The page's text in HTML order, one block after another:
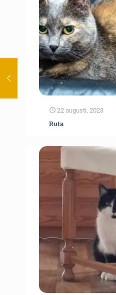
22 augusti, 2023
Ruta